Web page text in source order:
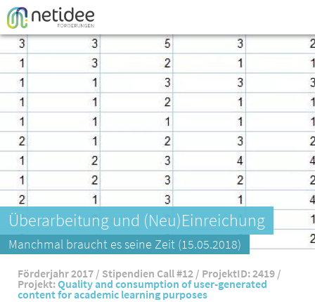
Enter your username or email address
Passwort
Überarbeitung und (Neu)Einreichung
Manchmal braucht es seine Zeit (15.05.2018)
Förderjahr 2017 / Stipendien Call #12 / ProjektID: 2419 /
Projekt:Quality and consumption of user-generated
content for academic learning purposes